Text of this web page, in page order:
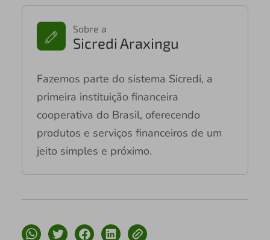
Sobre a
Sicredi Araxingu
Fazemos parte do sistema Sicredi, a
primeira instituição financeira
cooperativa do Brasil, oferecendo
produtos e serviços financeiros de um
jeito simples e próximo.